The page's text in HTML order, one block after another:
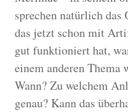
sprechen natürlich
das jetzt schon mit
gut funktioniert hat,
einem anderen Thema
Wann? Zu welchem
genau? Kann das